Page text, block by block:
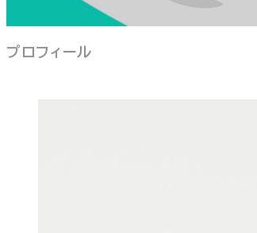
プロフィール